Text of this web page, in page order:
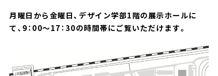
月曜日から金曜日、デザイン学部1階の展示ホールに
て、9：00～17：30の時間帯にご覧いただけます。